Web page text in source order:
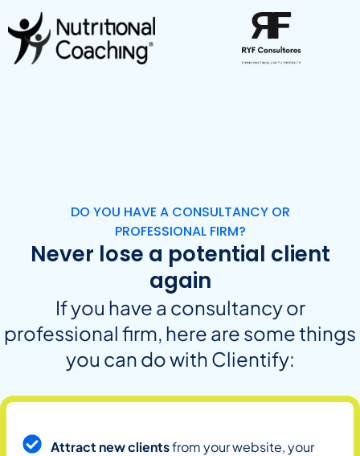
DO YOU HAVE A CONSULTANCY OR
PROFESSIONAL FIRM?
Never lose a potential client
again
If you have a consultancy or
professional firm, here are some things
you can do with Clientify:
Attract new clientsfrom your website, your